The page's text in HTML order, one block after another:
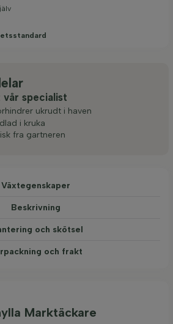
vår specialist
ukrudt i haven
i kruka
fra gartneren
Växtegenskaper
Beskrivning
och skötsel
och frakt
Marktäckare